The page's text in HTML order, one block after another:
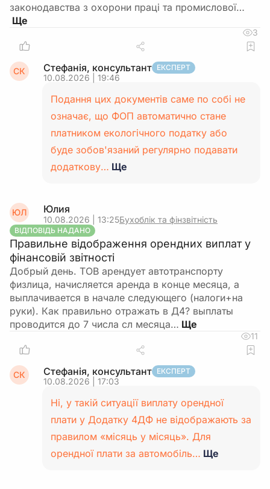
законодавства з охорони праці та промислової…
3
СК Стефанія, консультант ЕКСПЕРТ
10.08.2026 | 19:46
Подання цих документів саме по собі не
означає, що ФОП автоматично стане
платником екологічного податку або
буде зобов'язаний регулярно подавати
додаткову… Ще
ЮЛ Юлия
10.08.2026 | 13:25Бухоблік та фінзвітність
ВІДПОВІДЬ НАДАНО
Правильне відображення орендних виплат у
фінансовій звітності
Добрый день. ТОВ арендует автотранспорту
физлица, начисляется аренда в конце месяца, а
выплачивается в начале следующего (налоги+на
руки). Как правильно отражать в Д4? выплаты
проводится до 7 числа сл месяца…
11
СК Стефанія, консультант ЕКСПЕРТ
10.08.2026 | 17:03
Ні, у такій ситуації виплату орендної
плати у Додатку 4ДФ не відображають за
правилом «місяць у місяць». Для
орендної плати за автомобіль… Ще